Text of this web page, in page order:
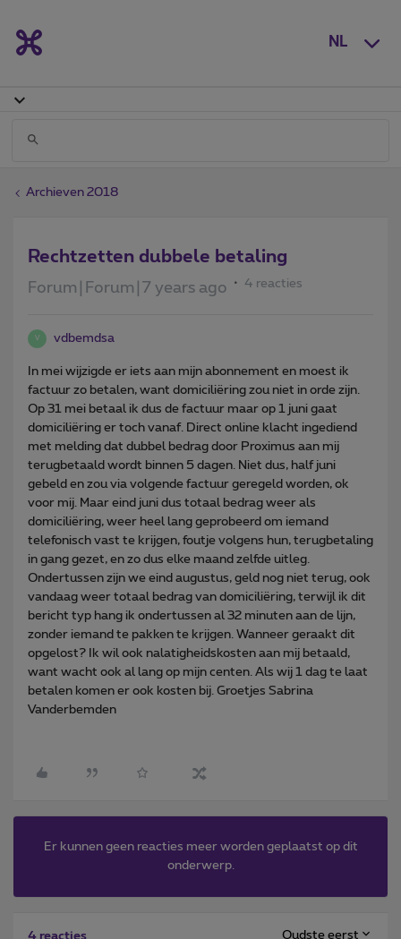
NL
Archieven 2018
Rechtzetten dubbele betaling
Forum|Forum|7 years ago 4 reacties
V vdbemdsa
In mei wijzigde er iets aan mijn abonnement en moest ik
factuur zo betalen, want domiciliëring zou niet in orde zijn.
Op 31 mei betaal ik dus de factuur maar op 1 juni gaat
domiciliëring er toch vanaf. Direct online klacht ingediend
met melding dat dubbel bedrag door Proximus aan mij
terugbetaald wordt binnen 5 dagen. Niet dus, half juni
gebeld en zou via volgende factuur geregeld worden, ok
voor mij. Maar eind juni dus totaal bedrag weer als
domiciliëring, weer heel lang geprobeerd om iemand
telefonisch vast te krijgen, foutje volgens hun, terugbetaling
in gang gezet, en zo dus elke maand zelfde uitleg.
Ondertussen zijn we eind augustus, geld nog niet terug, ook
vandaag weer totaal bedrag van domiciliëring, terwijl ik dit
bericht typ hang ik ondertussen al 32 minuten aan de lijn,
zonder iemand te pakken te krijgen. Wanneer geraakt dit
opgelost? Ik wil ook nalatigheidskosten aan mij betaald,
want wacht ook al lang op mijn centen. Als wij 1 dag te laat
betalen komen er ook kosten bij. Groetjes Sabrina
Vanderbemden
Er kunnen geen reacties meer worden geplaatst op dit
onderwerp.
4 reacties Oudste eerst